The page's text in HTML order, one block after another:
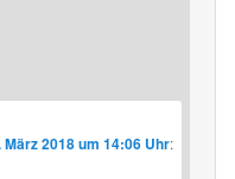
März 2018 um 14:06 Uhr: